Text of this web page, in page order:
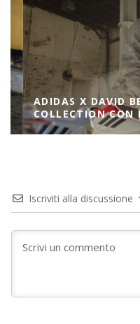
ADIDAS X DAVID
COLLECTION CON
Iscriviti alla discussione